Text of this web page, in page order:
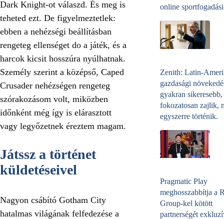
Dark Knight-ot válaszd. És meg is
teheted ezt. De figyelmeztetlek:
ebben a nehézségi beállításban
rengeteg ellenséget do a játék, és a
harcok kicsit hosszúra nyúlhatnak.
Személy szerint a középső, Caped
Crusader nehézségen rengeteg
szórakozásom volt, miközben
időnként még így is elárasztott
vagy legyőzetnek éreztem magam.
Játssz a történet
küldetéseivel
Nagyon csábító Gotham City
hatalmas világának felfedezése a
online
Zenith: Latin-
gazdasági
gyakran sikeresebb,
fokozatosan zajlik,
egyszerre történik.
Pragmatic Play
meghosszabbítja a
Group-kel kötött
partnerségét